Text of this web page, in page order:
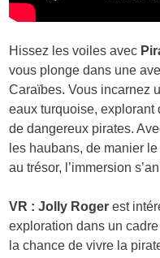
Hissez les voiles avec
vous plonge dans une
Caraïbes. Vous incarnez
eaux turquoise, explorant
de dangereux pirates.
les haubans, de manier
au trésor, l’immersion
VR : Jolly Roger est
exploration dans un
la chance de vivre la